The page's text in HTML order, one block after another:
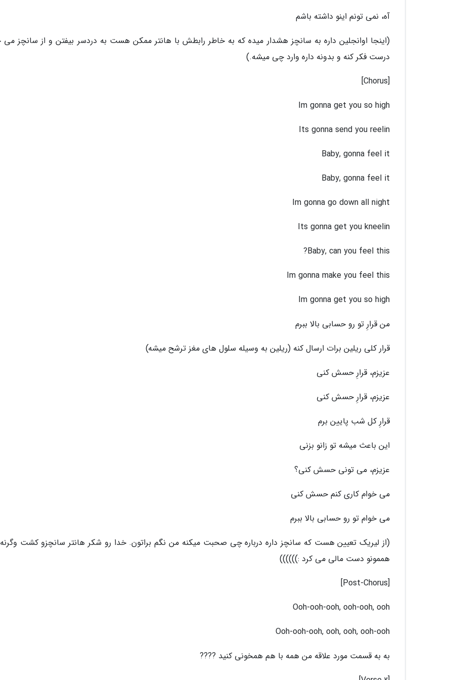
آه، نمی تونم اینو داشته باشم
(اینجا اوانجلین داره به سانچز هشدار میده که به خاطر رابطش با هانتر ممکن هست به دردسر بیفتن و از سانچز می
درست فکر کنه و بدونه داره وارد چی میشه.)
[Chorus]
Im gonna get you so high
Its gonna send you reelin
Baby, gonna feel it
Baby, gonna feel it
Im gonna go down all night
Its gonna get you kneelin
Baby, can you feel this?
Im gonna make you feel this
Im gonna get you so high
من قرارِ تو رو حسابی بالا ببرم
قرار کلی ریلین برات ارسال کنه (ریلین به وسیله سلول های مغز ترشح میشه)
عزیزم، قرارِ حسش کنی
عزیزم، قرارِ حسش کنی
قرارِ کل شب پایین برم
این باعث میشه تو زانو بزنی
عزیزم، می تونی حسش کنی؟
می خوام کاری کنم حسش کنی
می خوام تو رو حسابی بالا ببرم
(از لیریک تعیین هست که سانچز داره درباره چی صحبت میکنه من نگم براتون. خدا رو شکر هانتر سانچزو کشت
هممونو دست مالی می کرد :))))))
[Post-Chorus]
Ooh-ooh-ooh, ooh-ooh, ooh
Ooh-ooh-ooh, ooh, ooh, ooh-ooh
به به قسمت مورد علاقه من همه با هم همخونی کنید ????